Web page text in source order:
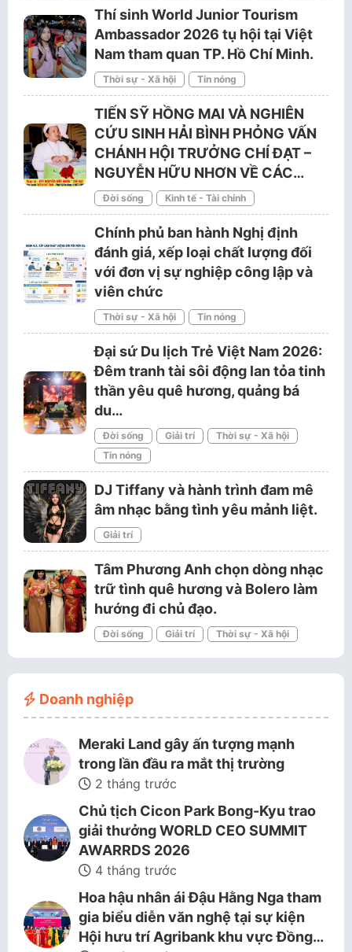
Thí sinh World Junior Tourism
Ambassador 2026 tụ hội tại Việt
Nam tham quan TP. Hồ Chí Minh.
Thời sự - Xã hội Tin nóng
TIẾN SỸ HỒNG MAI VÀ NGHIÊN
CỨU SINH HẢI BÌNH PHỎNG VẤN
CHÁNH HỘI TRƯỞNG CHÍ ĐẠT –
NGUYỄN HỮU NHƠN VỀ CÁC…
Đời sống Kinh tế - Tài chính
Chính phủ ban hành Nghị định
đánh giá, xếp loại chất lượng đối
với đơn vị sự nghiệp công lập và
viên chức
Thời sự - Xã hội Tin nóng
Đại sứ Du lịch Trẻ Việt Nam 2026:
Đêm tranh tài sôi động lan tỏa tinh
thần yêu quê hương, quảng bá
du…
Đời sống Giải trí
Thời sự - Xã hội
Tin nóng
DJ Tiffany và hành trình đam mê
âm nhạc bằng tình yêu mảnh liệt.
Giải trí
Tâm Phương Anh chọn dòng nhạc
trữ tình quê hương và Bolero làm
hướng đi chủ đạo.
Đời sống Giải trí Thời sự - Xã hội
Doanh nghiệp
Meraki Land gây ấn tượng mạnh
trong lần đầu ra mắt thị trường
2 tháng trước
Chủ tịch Cicon Park Bong-Kyu trao
giải thưởng WORLD CEO SUMMIT
AWARRDS 2026
4 tháng trước
Hoa hậu nhân ái Đậu Hằng Nga tham
gia biểu diễn văn nghệ tại sự kiện
Hội hưu trí Agribank khu vực Đồng…